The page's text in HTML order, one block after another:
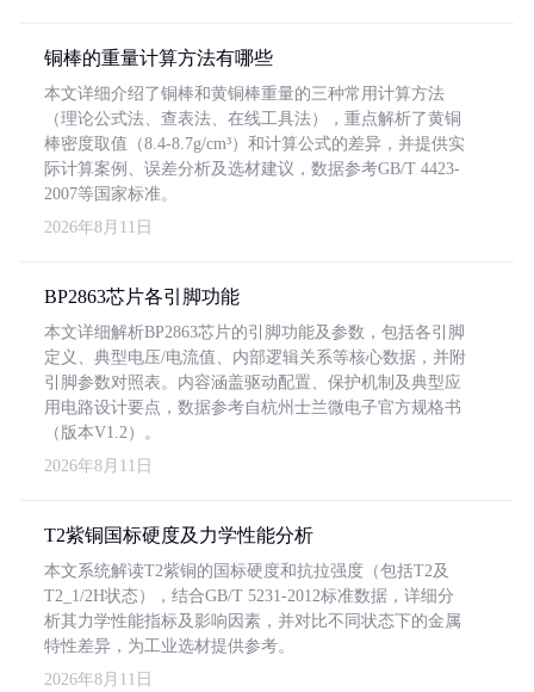
铜棒的重量计算方法有哪些
本文详细介绍了铜棒和黄铜棒重量的三种常用计算方法
（理论公式法、查表法、在线工具法），重点解析了黄铜
棒密度取值（8.4-8.7g/cm³）和计算公式的差异，并提供实
际计算案例、误差分析及选材建议，数据参考GB/T 4423-
2007等国家标准。
2026年8月11日
BP2863芯片各引脚功能
本文详细解析BP2863芯片的引脚功能及参数，包括各引脚
定义、典型电压/电流值、内部逻辑关系等核心数据，并附
引脚参数对照表。内容涵盖驱动配置、保护机制及典型应
用电路设计要点，数据参考自杭州士兰微电子官方规格书
（版本V1.2）。
2026年8月11日
T2紫铜国标硬度及力学性能分析
本文系统解读T2紫铜的国标硬度和抗拉强度（包括T2及
T2_1/2H状态），结合GB/T 5231-2012标准数据，详细分
析其力学性能指标及影响因素，并对比不同状态下的金属
特性差异，为工业选材提供参考。
2026年8月11日